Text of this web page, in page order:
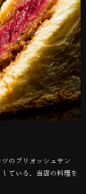
のブリオッシュサン
ている、当店の料理を